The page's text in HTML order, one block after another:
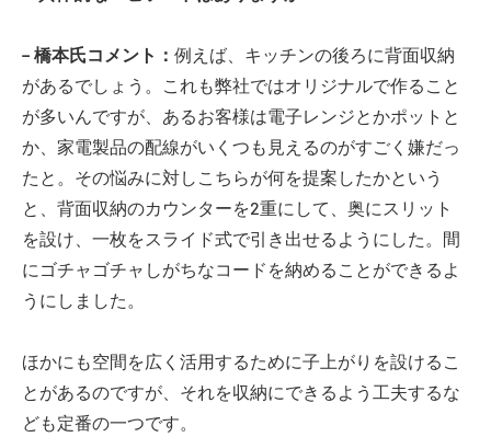
− 橋本氏コメント： 例えば、キッチンの後ろに背面収納
があるでしょう。これも弊社ではオリジナルで作ること
が多いんですが、あるお客様は電子レンジとかポットと
か、家電製品の配線がいくつも見えるのがすごく嫌だっ
たと。その悩みに対しこちらが何を提案したかという
と、背面収納のカウンターを2重にして、奥にスリット
を設け、一枚をスライド式で引き出せるようにした。間
にゴチャゴチャしがちなコードを納めることができるよ
うにしました。
ほかにも空間を広く活用するために子上がりを設けるこ
とがあるのですが、それを収納にできるよう工夫するな
ども定番の一つです。